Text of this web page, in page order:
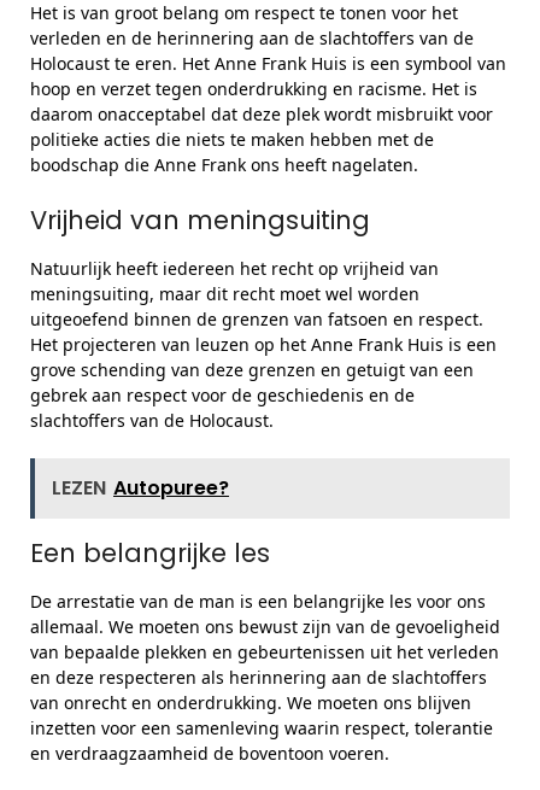
Het is van groot belang om respect te tonen voor het
verleden en de herinnering aan de slachtoffers van de
Holocaust te eren. Het Anne Frank Huis is een symbool van
hoop en verzet tegen onderdrukking en racisme. Het is
daarom onacceptabel dat deze plek wordt misbruikt voor
politieke acties die niets te maken hebben met de
boodschap die Anne Frank ons heeft nagelaten.
Vrijheid van meningsuiting
Natuurlijk heeft iedereen het recht op vrijheid van
meningsuiting, maar dit recht moet wel worden
uitgeoefend binnen de grenzen van fatsoen en respect.
Het projecteren van leuzen op het Anne Frank Huis is een
grove schending van deze grenzen en getuigt van een
gebrek aan respect voor de geschiedenis en de
slachtoffers van de Holocaust.
LEZEN Autopuree?
Een belangrijke les
De arrestatie van de man is een belangrijke les voor ons
allemaal. We moeten ons bewust zijn van de gevoeligheid
van bepaalde plekken en gebeurtenissen uit het verleden
en deze respecteren als herinnering aan de slachtoffers
van onrecht en onderdrukking. We moeten ons blijven
inzetten voor een samenleving waarin respect, tolerantie
en verdraagzaamheid de boventoon voeren.